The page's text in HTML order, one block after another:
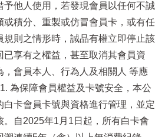
予他人使用，若發現會員以任何不誠
或積分、重製或仿冒會員卡，或有任
規則之情形時，誠品有權立即停止該
已享有之權益，甚至取消其會員資
，會員本人、行為人及相關人 等應
為保障會員權益及卡號安全，本公
白卡會員卡號與資格進行管理，並定
。自2025年1月1日起，所有白卡會